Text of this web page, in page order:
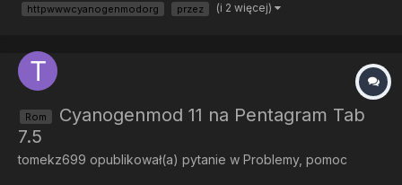
http://forum.cyanogenmod.pl/index.php/topic/227-galaxy-s-iii-
httpwwwcyanogenmodorg przez (i 2 więcej)
Rom
Cyanogenmod 11 na Pentagram Tab
7.5
tomekz699 opublikował(a) pytanie w Problemy, pomoc